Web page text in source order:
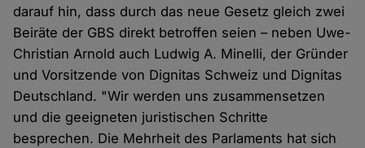
darauf hin, dass durch das neue Gesetz gleich zwei
Beiräte der GBS direkt betroffen seien – neben Uwe-
Christian Arnold auch Ludwig A. Minelli, der Gründer
und Vorsitzende von Dignitas Schweiz und Dignitas
Deutschland. "Wir werden uns zusammensetzen
und die geeigneten juristischen Schritte
besprechen. Die Mehrheit des Parlaments hat sich